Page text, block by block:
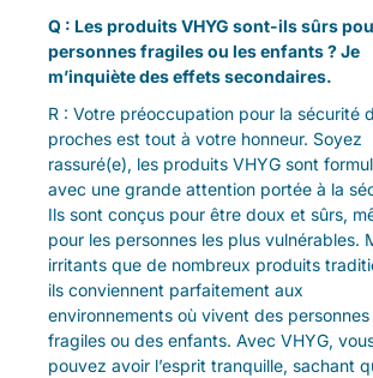
Q : Les produits VHYG sont-ils sûrs
personnes fragiles ou les enfants ? Je
m’inquiète des effets secondaires.
R : Votre préoccupation pour la sécurité
proches est tout à votre honneur. Soyez
rassuré(e), les produits VHYG sont
avec une grande attention portée à la
Ils sont conçus pour être doux et sûrs,
pour les personnes les plus vulnérables.
irritants que de nombreux produits
ils conviennent parfaitement aux
environnements où vivent des personnes
fragiles ou des enfants. Avec VHYG,
pouvez avoir l’esprit tranquille, sachant